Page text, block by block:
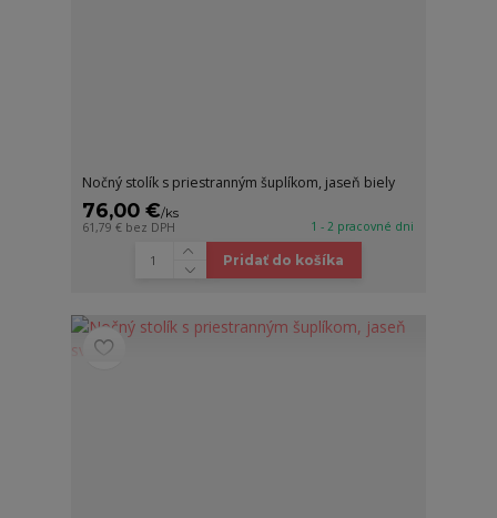
Nočný stolík s priestranným šuplíkom, jaseň biely
76,00 €/ks
61,79 € bez DPH 1 - 2 pracovné dni
Pridať do košíka